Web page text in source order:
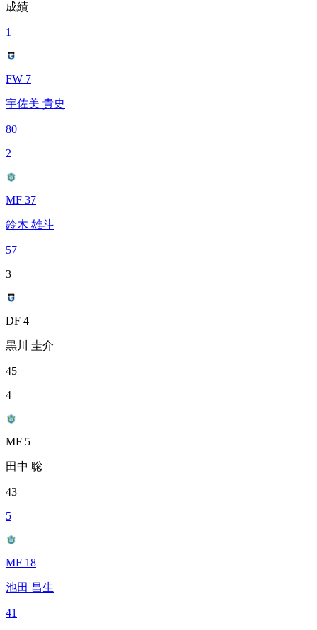
成績
1
FW 7
宇佐美 貴史
80
2
MF 37
鈴木 雄斗
57
3
DF 4
黒川 圭介
45
4
MF 5
田中 聡
43
5
MF 18
池田 昌生
41